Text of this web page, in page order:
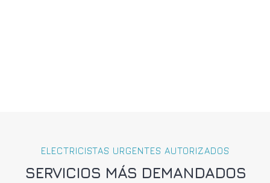
ELECTRICISTAS URGENTES AUTORIZADOS
SERVICIOS MÁS DEMANDADOS